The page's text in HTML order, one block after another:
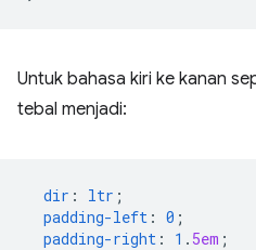
Untuk bahasa kiri ke kanan
tebal menjadi:
dir : ltr ;
padding-left : 0 ;
padding-right : 1 . 5em ;